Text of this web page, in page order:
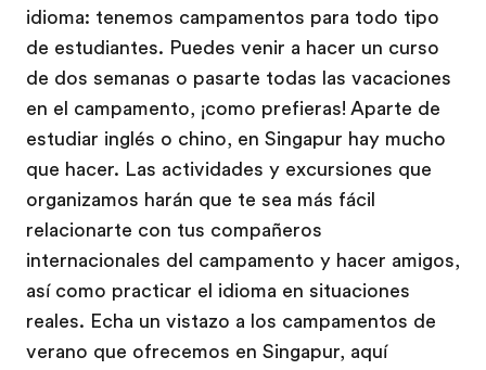
idioma: tenemos campamentos para todo tipo
de estudiantes. Puedes venir a hacer un curso
de dos semanas o pasarte todas las vacaciones
en el campamento, ¡como prefieras! Aparte de
estudiar inglés o chino, en Singapur hay mucho
que hacer. Las actividades y excursiones que
organizamos harán que te sea más fácil
relacionarte con tus compañeros
internacionales del campamento y hacer amigos,
así como practicar el idioma en situaciones
reales. Echa un vistazo a los campamentos de
verano que ofrecemos en Singapur, aquí